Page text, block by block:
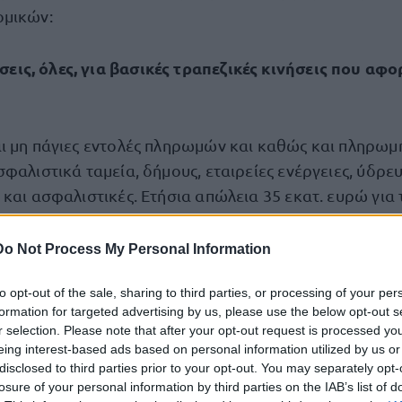
Not Process My Personal Information
opt-out of the sale, sharing to third parties, or processing of your
for targeted advertising by us, please use the below opt-out
selection. Please note that after your opt-out request is processed
interest-based ads based on personal information utilized by us
to third parties prior to your opt-out. You may separately
of your personal information by third parties on the IAB’s list of
όλες, για βασικές τραπεζικές κινήσεις που
μη πάγιες εντολές πληρωμών και καθώς και
ταμεία, δήμους, εταιρείες ενέργειες,
ασφαλιστικές. Ετήσια απώλεια 35 εκατ. ευρώ για
για τους πολίτες.
ελεύθερους επαγγελματίες και όχι νομικά
όσο και την άμεση έκδοση εμβάσματος